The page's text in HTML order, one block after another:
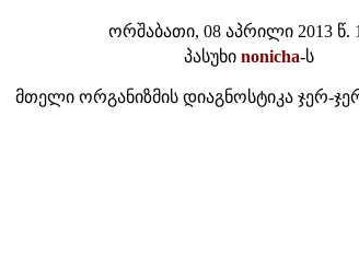
ორშაბათი, 08 აპრილი 2013 წ.
პასუხი nonicha-ს
მთელი ორგანიზმის დიაგნოსტიკა ჯერ-